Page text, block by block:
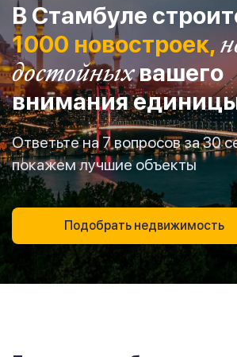
В Стамбуле
1000 новостроек,
достойныхвашего
внимания
Ответьте на 7 вопросов за 30
покажем лучшие объекты
Подобрать недвижимость